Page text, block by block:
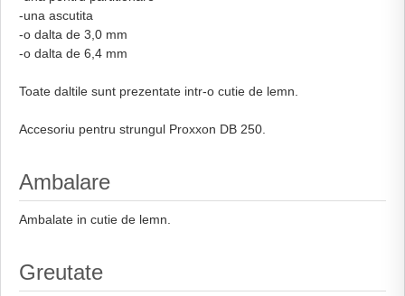
-una ascutita
-o dalta de 3,0 mm
-o dalta de 6,4 mm
Toate daltile sunt prezentate intr-o cutie de lemn.
Accesoriu pentru strungul Proxxon DB 250.
Ambalare
Ambalate in cutie de lemn.
Greutate